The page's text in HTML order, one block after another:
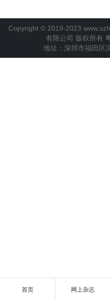
Copyright © 2019-2023
有限公司 版权所有
地址：深圳市福田区
首页 网上杂志